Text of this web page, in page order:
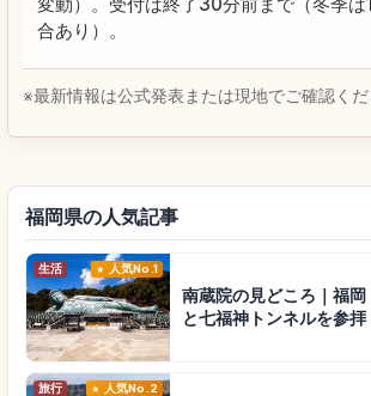
合あり）。
※最新情報は公式発表または現地でご確認くだ
福岡県の人気記事
生活 人気No.1
南蔵院の見どころ｜福
と七福神トンネルを参拝
旅行 人気No.2